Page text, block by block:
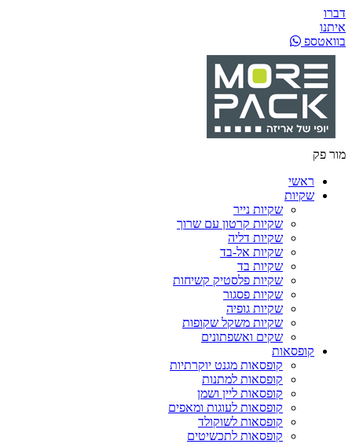
דברו
איתנו
בוואטספ
מור פק
ראשי
שקיות
שקיות נייר
שקיות קרטון עם שרוך
שקיות דליה
שקיות אל-בד
שקיות בד
שקיות פלסטיק קשיחות
שקיות פסגור
שקיות גופיה
שקיות משקל שקופות
שקים ואשפתונים
קופסאות
קופסאות מגנט יוקרתיות
קופסאות למתנות
קופסאות ליין ושמן
קופסאות לעוגות ומאפים
קופסאות לשוקולד
קופסאות לתכשיטים